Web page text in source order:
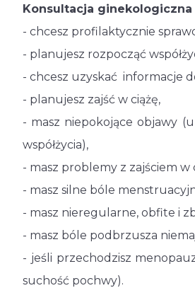
Konsultacja
- chcesz profilaktycznie
- planujesz rozpocząć
- chcesz uzyskać informacje
- planujesz zajść w ciążę,
- masz niepokojące objawy
współżycia),
- masz problemy z zajściem w
- masz silne bóle
- masz nieregularne, obfite i
- masz bóle podbrzusza
- jeśli przechodzisz
suchość pochwy).